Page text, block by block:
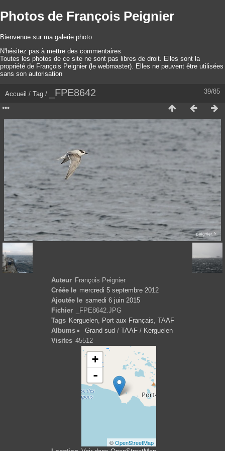
Photos de François Peignier
Bienvenue sur ma galerie photo
N'hésitez pas à mettre des commentaires
Toutes les photos de ce site ne sont pas libres de droit. Elles sont la
propriété de François Peignier (le webmaster). Elles ne peuvent être utilisées
sans son autorisation
39/85
Accueil / Tag / _FPE8642
Auteur François Peignier
Créée le mercredi 5 septembre 2012
Ajoutée le samedi 6 juin 2015
Fichier
_FPE8642.JPG
Tags Kerguelen Port aux Français TAAF
Albums
Grand sud / TAAF / Kerguelen
Visites 45512
+
-
©OpenStreetMap